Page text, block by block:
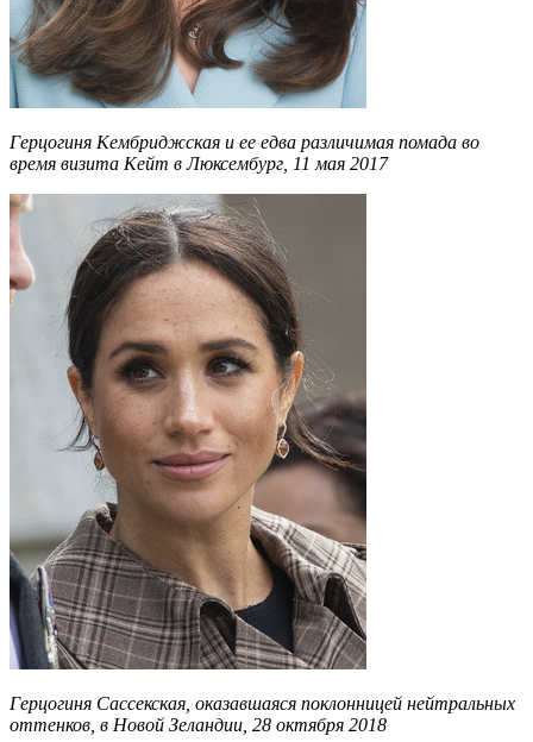
Герцогиня Кембриджская и ее едва различимая помада во
время визита Кейт в Люксембург, 11 мая 2017
Герцогиня Сассекская, оказавшаяся поклонницей нейтральных
оттенков, в Новой Зеландии, 28 октября 2018